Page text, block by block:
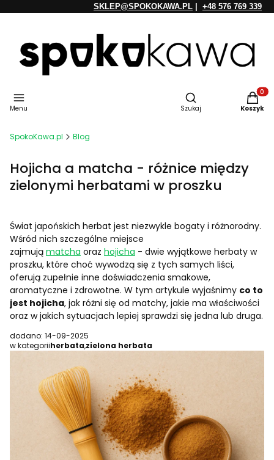
SKLEP@SPOKOKAWA.PL +48 576 769 339
Menu
Otwórz wyszukiwarkę
Szukaj Koszyk
SpokoKawa.pl Blog
Hojicha a matcha - różnice między
zielonymi herbatami w proszku
Świat japońskich herbat jest niezwykle bogaty i różnorodny.
Wśród nich szczególne miejsce
zajmują matcha oraz hojicha - dwie wyjątkowe herbaty w
proszku, które choć wywodzą się z tych samych liści,
oferują zupełnie inne doświadczenia smakowe,
aromatyczne i zdrowotne. W tym artykule wyjaśnimy co to
jest hojicha, jak różni się od matchy, jakie ma właściwości
oraz w jakich sytuacjach lepiej sprawdzi się jedna lub druga.
dodano: 14-09-2025
w kategoriiherbata,zielona herbata